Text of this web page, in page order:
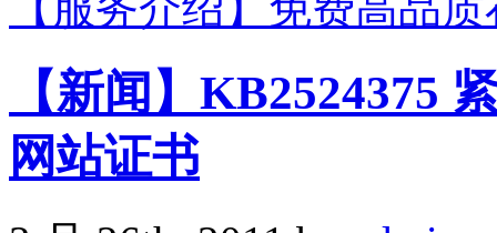
【新闻】KB2524375
网站证书